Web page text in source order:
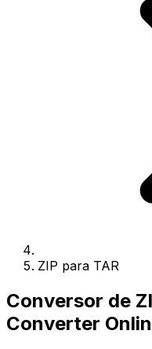
ZIP para TAR
Conversor de
Converter